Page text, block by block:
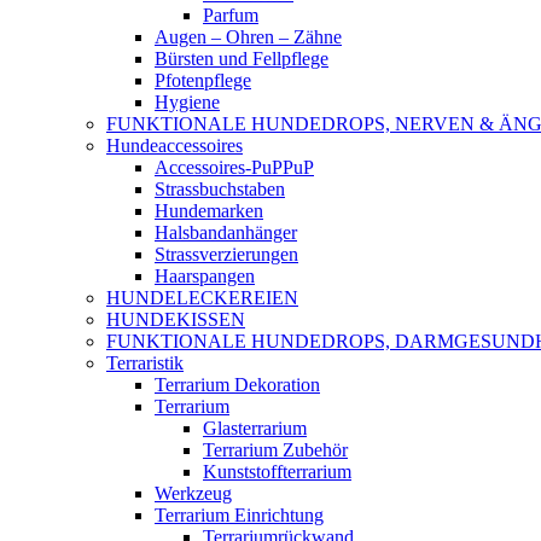
Parfum
Augen – Ohren – Zähne
Bürsten und Fellpflege
Pfotenpflege
Hygiene
FUNKTIONALE HUNDEDROPS, NERVEN &
Hundeaccessoires
Accessoires-PuPPuP
Strassbuchstaben
Hundemarken
Halsbandanhänger
Strassverzierungen
Haarspangen
HUNDELECKEREIEN
HUNDEKISSEN
FUNKTIONALE HUNDEDROPS,
Terraristik
Terrarium Dekoration
Terrarium
Glasterrarium
Terrarium Zubehör
Kunststoffterrarium
Werkzeug
Terrarium Einrichtung
Terrariumrückwand